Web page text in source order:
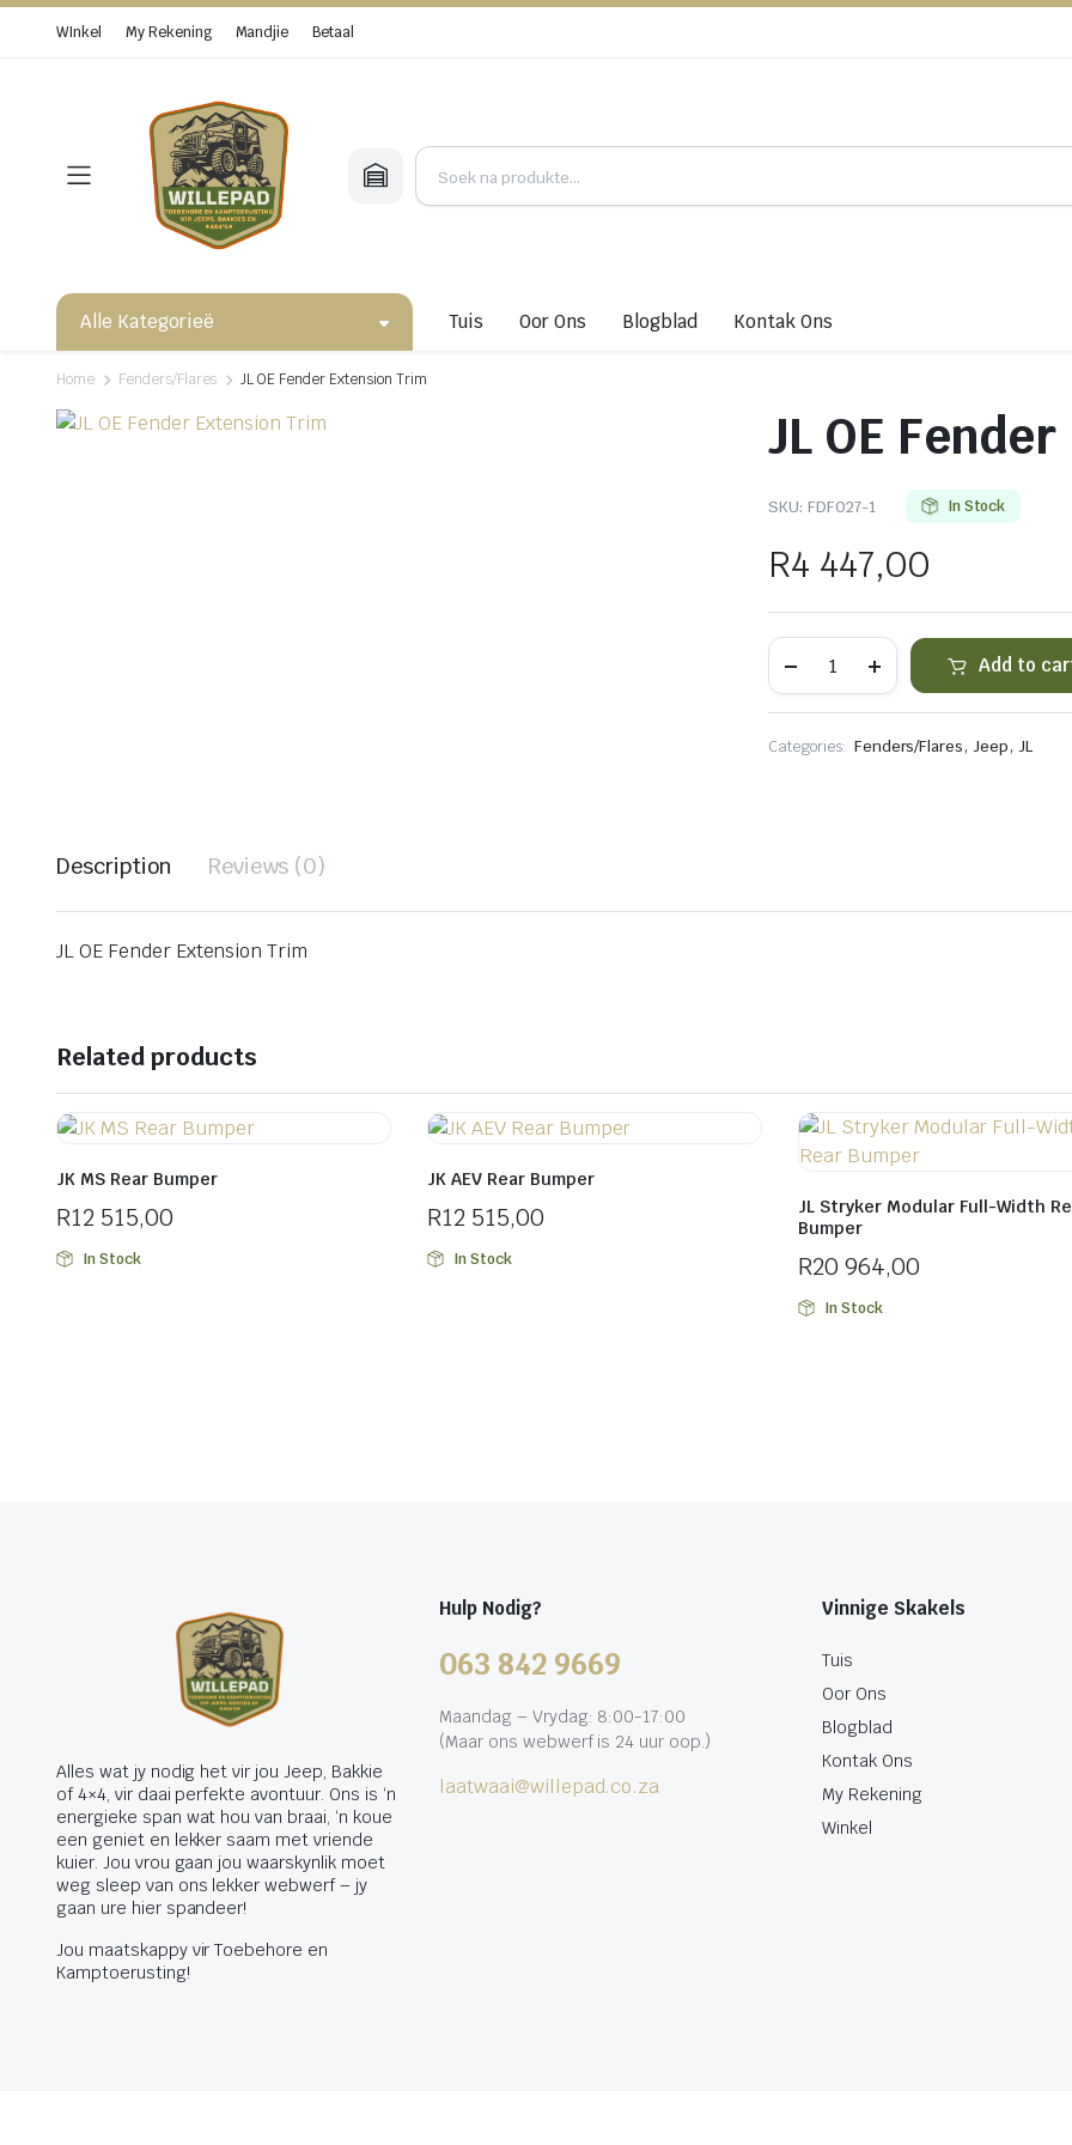
WInkel My Rekening Mandjie Betaal
Alle Kategorieë Tuis Oor Ons Blogblad Kontak Ons
Home Fenders/Flares JL OE Fender Extension Trim
JL OE
SKU: FDF027-1 In Stock
R4 447,00
Extension
quantity
Add to
Categories: Fenders/Flares, Jeep, JL
Description Reviews (0)
JL OE Fender Extension Trim
Related products
JK MS Rear Bumper
R12 515,00
In Stock
JK AEV Rear Bumper
R12 515,00
In Stock
JL Stryker Modular Full-Width
Bumper
R20 964,00
In Stock
Alles wat jy nodig het vir jou Jeep, Bakkie
of 4×4, vir daai perfekte avontuur. Ons is ‘n
energieke span wat hou van braai, ‘n koue
een geniet en lekker saam met vriende
kuier. Jou vrou gaan jou waarskynlik moet
weg sleep van ons lekker webwerf – jy
gaan ure hier spandeer!
Jou maatskappy vir Toebehore en
Kamptoerusting!
Hulp Nodig?
063 842 9669
Maandag – Vrydag: 8:00-17:00
(Maar ons webwerf is 24 uur oop.)
laatwaai@willepad.co.za
Vinnige Skakels
Tuis
Oor Ons
Blogblad
Kontak Ons
My Rekening
Winkel